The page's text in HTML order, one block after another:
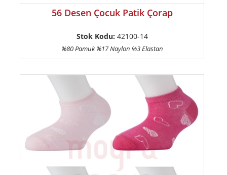
56 Desen Çocuk Patik Çorap
Stok Kodu: 42100-14
%80 Pamuk %17 Naylon %3 Elastan